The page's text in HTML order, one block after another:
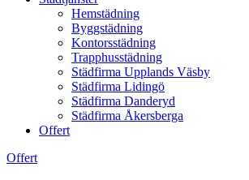
Hemstädning
Byggstädning
Kontorsstädning
Trapphusstädning
Städfirma Upplands Väsby
Städfirma Lidingö
Städfirma Danderyd
Städfirma Åkersberga
Offert
Offert